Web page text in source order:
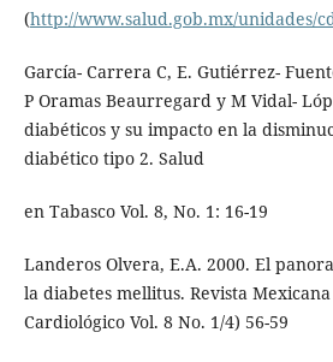
(http://www.salud.gob.mx/unidades/
García- Carrera C, E. Gutiérrez-
P Oramas Beaurregard y M Vidal-
diabéticos y su impacto en la
diabético tipo 2. Salud
en Tabasco Vol. 8, No. 1: 16-19
Landeros Olvera, E.A. 2000. El
la diabetes mellitus. Revista
Cardiológico Vol. 8 No. 1/4) 56-59